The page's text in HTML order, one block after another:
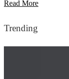
Read More
Trending